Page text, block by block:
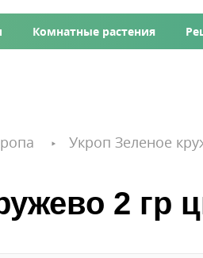
Комнатные растения
Укроп Зеленое
2 гр